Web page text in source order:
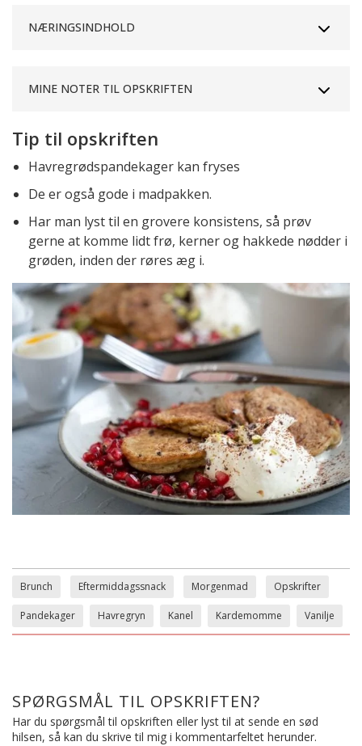
NÆRINGSINDHOLD
MINE NOTER TIL OPSKRIFTEN
Tip til opskriften
Havregrødspandekager kan fryses
De er også gode i madpakken.
Har man lyst til en grovere konsistens, så prøv
gerne at komme lidt frø, kerner og hakkede nødder i
grøden, inden der røres æg i.
Brunch Eftermiddagssnack Morgenmad Opskrifter
Pandekager Havregryn Kanel Kardemomme Vanilje
SPØRGSMÅL TIL OPSKRIFTEN?
Har du spørgsmål til opskriften eller lyst til at sende en sød
hilsen, så kan du skrive til mig i kommentarfeltet herunder.